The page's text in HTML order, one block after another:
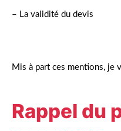
– La validité du devis
Mis à part ces mentions, je
Rappel du